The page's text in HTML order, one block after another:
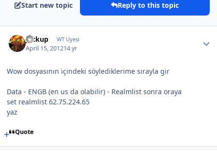
Start new topic Reply to this topic
Jackup WT Uyesi
April 15, 201214 yr
Wow dosyasının içindeki söylediklerime sırayla gir
Data - ENGB (en us da olabilir) - Realmlist sonra oraya
set realmlist 62.75.224.65
yaz
Quote